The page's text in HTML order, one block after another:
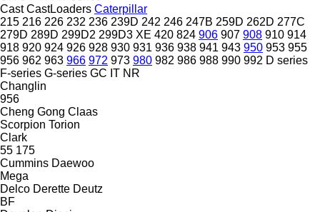
Cast CastLoaders Caterpillar
215 216 226 232 236 239D 242 246 247B 259D 262D 277C
279D 289D 299D2 299D3 XE 420 824 906 907 908 910 914
918 920 924 926 928 930 931 936 938 941 943 950 953 955
956 962 963 966 972 973 980 982 986 988 990 992 D series
F-series G-series GC IT NR
Changlin
956
Cheng Gong Claas
Scorpion Torion
Clark
55 175
Cummins Daewoo
Mega
Delco Derette Deutz
BF